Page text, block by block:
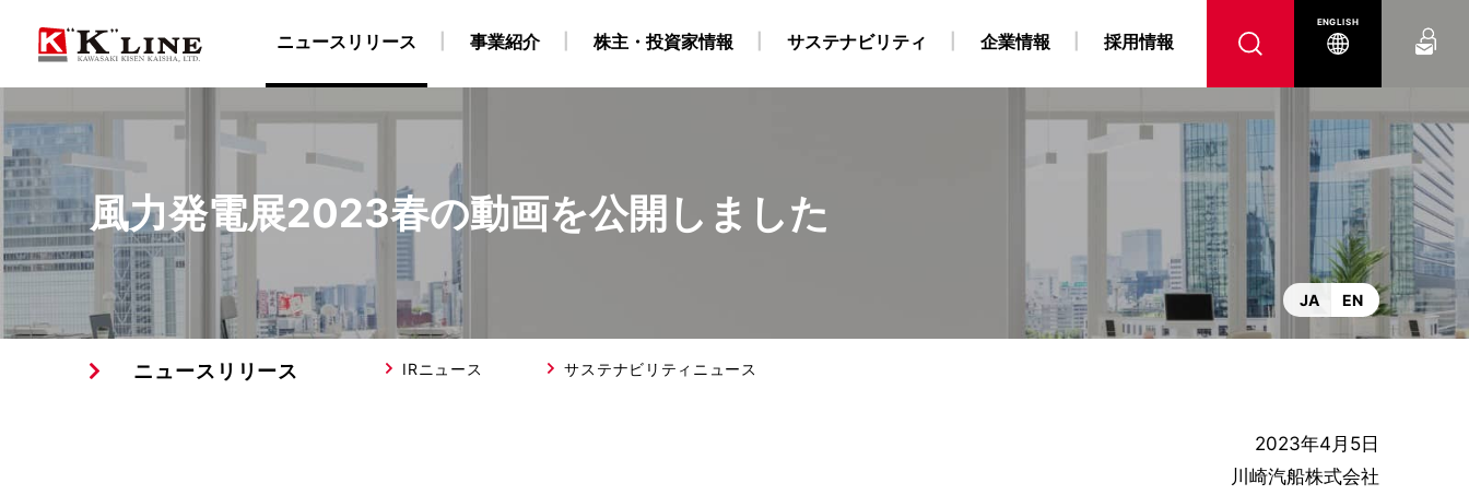
風力発電展2023春の動画を公開しました
JA EN
ニュースリリース IRニュース サステナビリティニュース
2023年4月5日
川崎汽船株式会社
ニュースリリース
事業紹介
ドライバルク船事業 自動車船事業 LNG船事業 CCS事業 原油・LPG事業 洋上風力関連事業
コンテナ船事業
物流事業
ターミナル事業 ISO9001認証取得について
事業紹介
株主・投資家情報
経営方針 IRライブラリ 財務・業績データ 株式・株主情報 IRカレンダー 個人株主・投資家の皆様へ
電子公告
免責事項
IRメール配信サービス
株主・投資家情報
サステナビリティ
社長メッセージ “K” LINEグループのサステナビリティ経営 外部からの評価 環境 社会
サステナビリティレポート/ESGデータブック
DX戦略
サステナビリティ
企業情報
企業理念 社長ごあいさつ 会社概要 所在地 グループ会社・海外拠点 役員構成 “K” LINE With
企業情報
採用情報
陸上職・海上職 新卒採用情報（船員教育機関学生・自社養成コース） 海上職 キャリア採用情報
川崎汽船グループ 採用情報
陸上職 キャリア採用情報
採用情報
ENGLISH